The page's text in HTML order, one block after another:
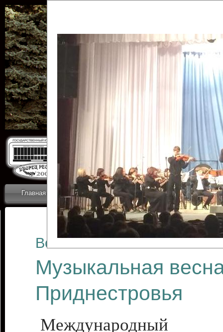
Главная Приветствие Коллективы Новости
ОТЧЕТЫ ГКЦ
Все отчеты
Музыкальная
Приднестровья
Международный